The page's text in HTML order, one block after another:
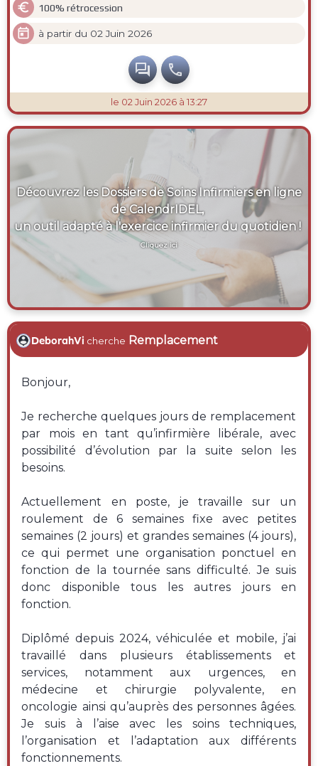
 100% rétrocession
 à partir du 02 Juin 2026
 
le 02 Juin 2026 à 13:27
Découvrez les Dossiers de Soins Infirmiers en ligne
de CalendrIDEL,
un outil adapté à l'exercice infirmier du quotidien !
Cliquez ici
DeborahVi cherche Remplacement
Bonjour,
Je recherche quelques jours de remplacement
par mois en tant qu’infirmière libérale, avec
possibilité d’évolution par la suite selon les
besoins.
Actuellement en poste, je travaille sur un
roulement de 6 semaines fixe avec petites
semaines (2 jours) et grandes semaines (4 jours),
ce qui permet une organisation ponctuel en
fonction de la tournée sans difficulté. Je suis
donc disponible tous les autres jours en
fonction.
Diplômé depuis 2024, véhiculée et mobile, j’ai
travaillé dans plusieurs établissements et
services, notamment aux urgences, en
médecine et chirurgie polyvalente, en
oncologie ainsi qu’auprès des personnes âgées.
Je suis à l’aise avec les soins techniques,
l’organisation et l’adaptation aux différents
fonctionnements.